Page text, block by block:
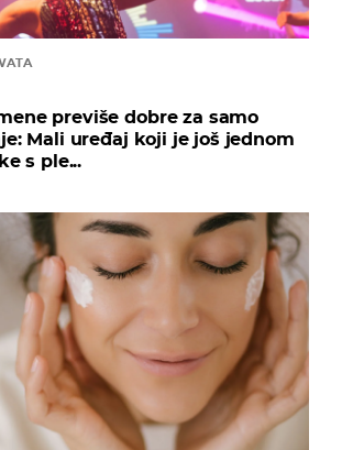
previše dobre za samo
Mali uređaj koji je još jednom
s ple...